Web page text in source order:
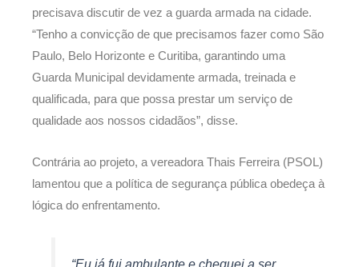
precisava discutir de vez a guarda armada na cidade.
“Tenho a convicção de que precisamos fazer como São
Paulo, Belo Horizonte e Curitiba, garantindo uma
Guarda Municipal devidamente armada, treinada e
qualificada, para que possa prestar um serviço de
qualidade aos nossos cidadãos”, disse.
Contrária ao projeto, a vereadora Thais Ferreira (PSOL)
lamentou que a política de segurança pública obedeça à
lógica do enfrentamento.
“Eu já fui ambulante e cheguei a ser